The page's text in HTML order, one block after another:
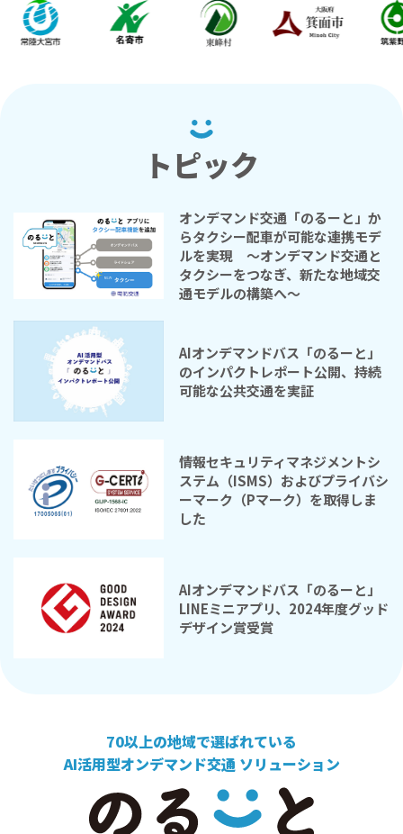
トピック
オンデマンド交通「のるーと」か
らタクシー配車が可能な連携モデ
ルを実現 〜オンデマンド交通と
タクシーをつなぎ、新たな地域交
通モデルの構築へ〜
AIオンデマンドバス「のるーと」
のインパクトレポート公開、持続
可能な公共交通を実証
情報セキュリティマネジメントシ
ステム（ISMS）およびプライバシ
ーマーク（Pマーク）を取得しま
した
AIオンデマンドバス「のるーと」
LINEミニアプリ、2024年度グッド
デザイン賞受賞
70以上の地域で選ばれている
AI活用型オンデマンド交通 ソリューション